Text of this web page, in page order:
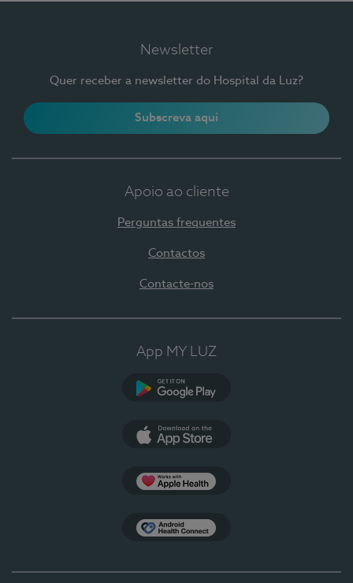
Newsletter
Quer receber a newsletter do Hospital da Luz?
Subscreva aqui
Apoio ao cliente
Perguntas frequentes
Contactos
Contacte-nos
App MY LUZ